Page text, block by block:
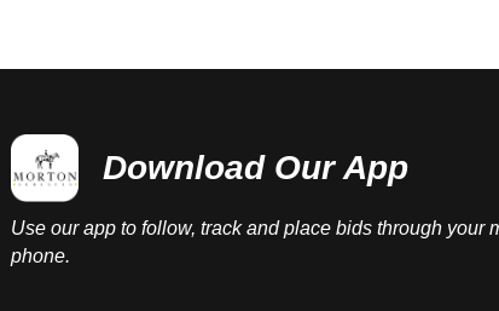
Cultura,
Download Our App
Use our app to follow, track and place bids through your
phone.